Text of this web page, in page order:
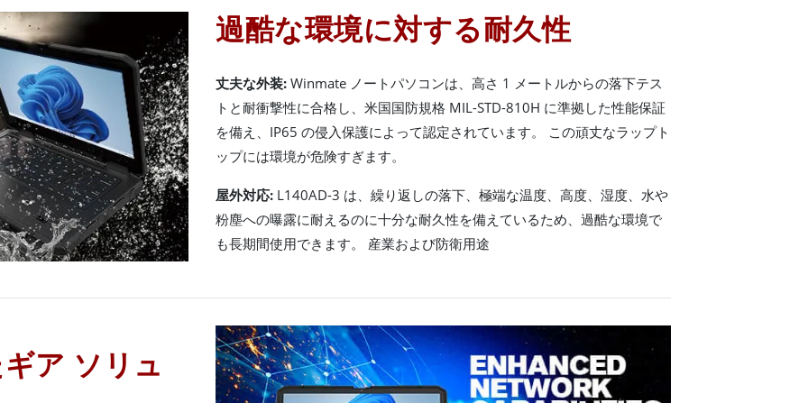
過酷な環境に対する耐久性
丈夫な外装: Winmate ノートパソコンは、高さ 1 メートルからの落下テス
トと耐衝撃性に合格し、米国国防規格 MIL-STD-810H に準拠した性能保証
を備え、IP65 の侵入保護によって認定されています。 この頑丈なラップト
ップには環境が危険すぎます。
屋外対応: L140AD-3 は、繰り返しの落下、極端な温度、高度、湿度、水や
粉塵への曝露に耐えるのに十分な耐久性を備えているため、過酷な環境で
も長期間使用できます。 産業および防衛用途
ア ソリュ